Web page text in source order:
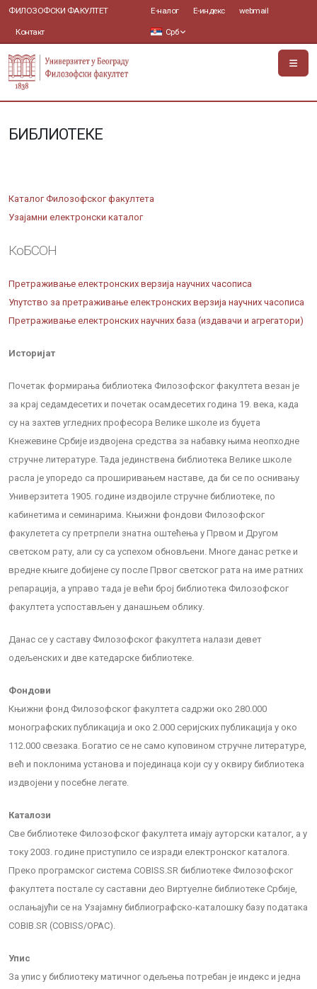
ФИЛОЗОФСКИ ФАКУЛТЕТ
Контакт
Е-налог Е-индекс webmail
Срб
БИБЛИОТЕКЕ
Каталог Филозофског факултета
Узајамни електронски каталог
КоБСОН
Претраживање електронских верзија научних часописа
Упутство за претраживање електронских верзија научних часописа
Претраживање електронских научних база (издавачи и агрегатори)
Историјат
Почетак формирања библиотека Филозофског факултета везан је
за крај седамдесетих и почетак осамдесетих година 19. века, када
су на захтев угледних професора Велике школе из буџета
Кнежевине Србије издвојена средства за набавку њима неопходне
стручне литературе. Тада јединствена библиотека Велике школе
расла је упоредо са проширивањем наставе, да би се по оснивању
Универзитета 1905. године издвојиле стручне библиотеке, по
кабинетима и семинарима. Књижни фондови Филозофског
факулетета су претрпели знатна оштећења у Првом и Другом
светском рату, али су са успехом обновљени. Многе данас ретке и
вредне књиге добијене су после Првог светског рата на име ратних
репарација, а управо тада је већи број библиотека Филозофског
факултета успостављен у данашњем облику.
Данас се у саставу Филозофског факултета налази девет
одељенских и две катедарске библиотеке.
Фондови
Књижни фонд Филозофског факултета садржи око 280.000
монографских публикација и око 2.000 серијских публикација у око
112.000 свезака. Богатио се не само куповином стручне литературе,
већ и поклонима установа и појединаца који су у оквиру библиотека
издвојени у посебне легате.
Каталози
Све библиотеке Филозофског факултета имају ауторски каталог, а у
току 2003. године приступило се изради електронског каталога.
Преко програмског система COBISS.SR библиотеке Филозофског
факултета постале су саставни део Виртуелне библиотеке Србије,
ослањајући се на Узајамну библиографско-каталошку базу података
COBIB.SR (COBISS/OPAC).
Упис
За упис у библиотеку матичног одељења потребан је индекс и једна